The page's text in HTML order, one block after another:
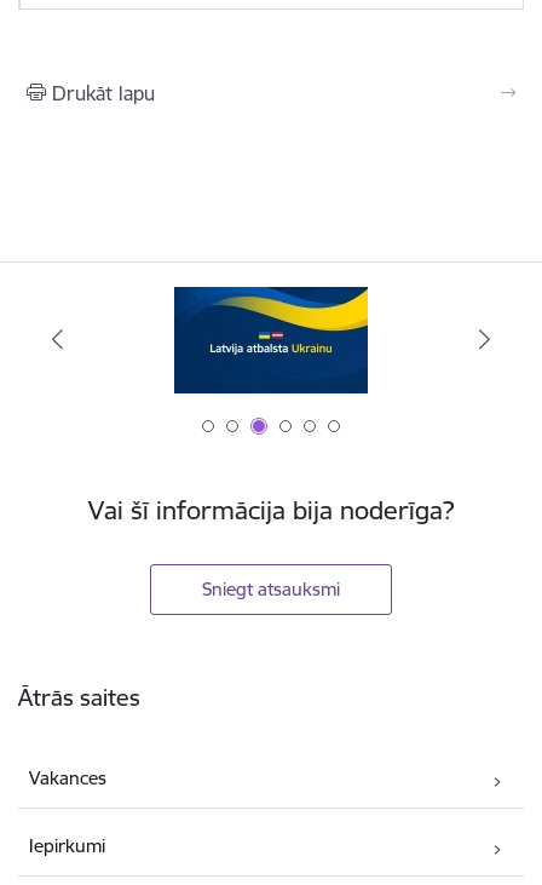
Drukāt lapu
Vai šī informācija bija noderīga?
Sniegt atsauksmi
Ātrās saites
Vakances
Iepirkumi